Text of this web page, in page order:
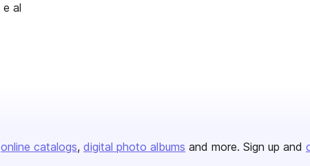
al
online catalogs digital photo albums and more. Sign up and